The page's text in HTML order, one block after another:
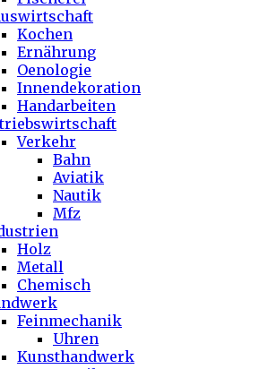
Kochen
Ernährung
Oenologie
Innendekoration
Handarbeiten
Verkehr
Bahn
Aviatik
Nautik
Mfz
Holz
Metall
Chemisch
Feinmechanik
Uhren
Kunsthandwerk